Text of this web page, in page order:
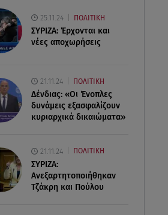
25.11.24 ΠΟΛΙΤΙΚΗ
ΣΥΡΙΖΑ: Έρχονται και
νέες αποχωρήσεις
21.11.24 ΠΟΛΙΤΙΚΗ
Δένδιας: «Οι Ένοπλες
δυνάμεις εξασφαλίζουν
κυριαρχικά δικαιώματα»
21.11.24 ΠΟΛΙΤΙΚΗ
ΣΥΡΙΖΑ:
Ανεξαρτητοποιήθηκαν
Τζάκρη και Πούλου